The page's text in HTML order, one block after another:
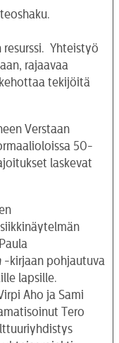
Yhteistyö
rajaavaa
tekijöitä
Verstaan
50-
laskevat
-kirjaan pohjautuva
lapsille.
Aho ja Sami
Tero